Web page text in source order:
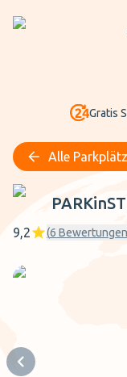
Gratis
Alle
PARKinSTR
9,2 (6 Bewertungen
Previous slide